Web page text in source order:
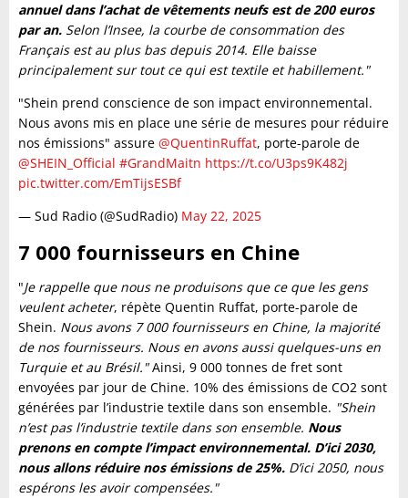
annuel dans l’achat de vêtements neufs est de 200 euros
par an. Selon l’Insee, la courbe de consommation des
Français est au plus bas depuis 2014. Elle baisse
principalement sur tout ce qui est textile et habillement."
"Shein prend conscience de son impact environnemental.
Nous avons mis en place une série de mesures pour réduire
nos émissions" assure @QuentinRuffat, porte-parole de
@SHEIN_Official #GrandMaitn https://t.co/U3ps9K482j
pic.twitter.com/EmTijsESBf
— Sud Radio (@SudRadio) May 22, 2025
7 000 fournisseurs en Chine
"Je rappelle que nous ne produisons que ce que les gens
veulent acheter, répète Quentin Ruffat, porte-parole de
Shein. Nous avons 7 000 fournisseurs en Chine, la majorité
de nos fournisseurs. Nous en avons aussi quelques-uns en
Turquie et au Brésil."Ainsi, 9 000 tonnes de fret sont
envoyées par jour de Chine. 10% des émissions de CO2 sont
générées par l’industrie textile dans son ensemble. "Shein
n’est pas l’industrie textile dans son ensemble. Nous
prenons en compte l’impact environnemental. D’ici 2030,
nous allons réduire nos émissions de 25%. D’ici 2050, nous
espérons les avoir compensées."